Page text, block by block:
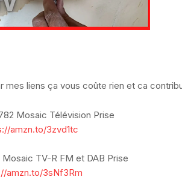
liens ça vous coûte rien et ca
Mosaic Télévision Prise
amzn.to/3zvd1tc
TV-R FM et DAB Prise
amzn.to/3sNf3Rm